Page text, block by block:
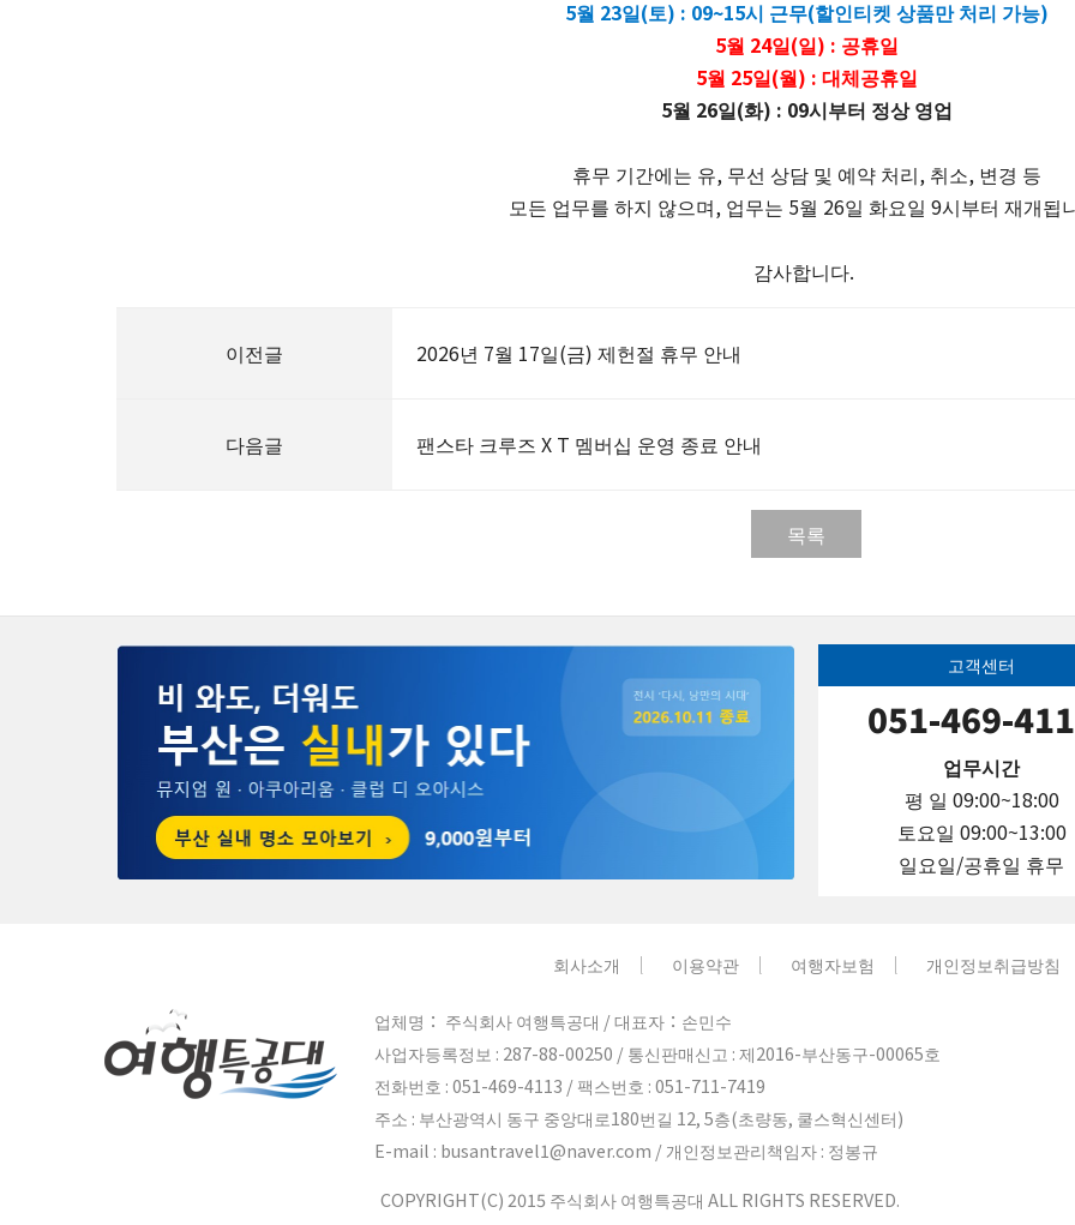
5월 23일(토) : 09~15시 근무(할인티켓 상품만 처리 가능)
5월 24일(일) : 공휴일
5월 25일(월) : 대체공휴일
5월 26일(화) : 09시부터 정상 영업
휴무 기간에는 유, 무선 상담 및 예약 처리, 취소, 변경 등
모든 업무를 하지 않으며, 업무는 5월 26일 화요일 9시부터 재개됩
감사합니다.​
이전글 2026년 7월 17일(금) 제헌절 휴무 안내
다음글 팬스타 크루즈 X T 멤버십 운영 종료 안내
목록
고객센터
051-469-
업무시간
평 일 09:00~18:00
토요일 09:00~13:00
일요일/공휴일 휴무
회사소개 이용약관 여행자보험 개인정보취급방침
업체명： 주식회사 여행특공대 / 대표자：손민수
사업자등록정보 : 287-88-00250 / 통신판매신고 : 제2016-부산동구-00065호
전화번호 : 051-469-4113 / 팩스번호 : 051-711-7419
주소 : 부산광역시 동구 중앙대로180번길 12, 5층(초량동, 쿨스혁신센터)
E-mail : busantravel1@naver.com / 개인정보관리책임자 : 정봉규
COPYRIGHT(C) 2015 주식회사 여행특공대 ALL RIGHTS RESERVED.